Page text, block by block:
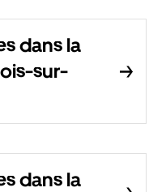
dans la
sur-
dans la